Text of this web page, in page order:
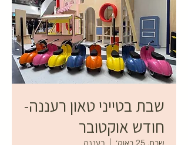
שבת בטייני טאון רעננה-
חודש אוקטובר
שבת, 25 באוק׳ רעננה